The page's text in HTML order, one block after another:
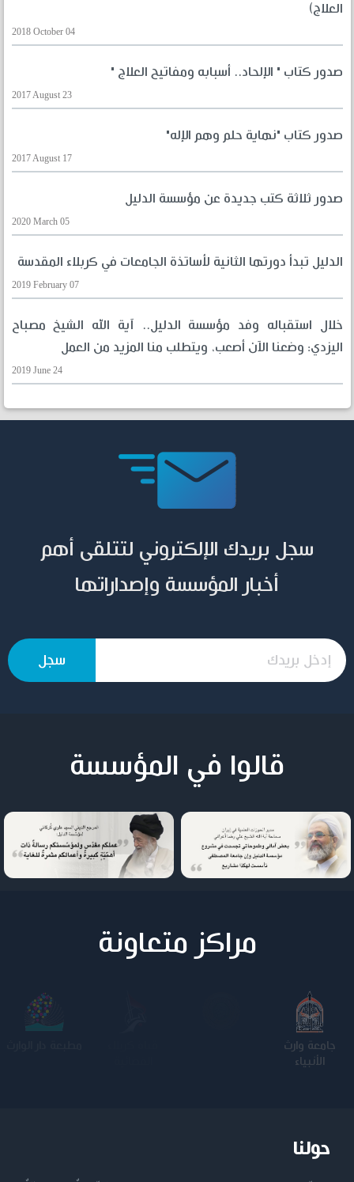
العلاج)
2018 October 04
صدور كتاب " الإلحاد.. أسبابه ومفاتيح العلاج "
2017 August 23
صدور كتاب "نهاية حلم وهم الإله"
2017 August 17
صدور ثلاثة كتب جديدة عن مؤسسة الدليل
2020 March 05
الدليل تبدأ دورتها الثانية لأساتذة الجامعات في كربلاء المقدسة
2019 February 07
خلال استقباله وفد مؤسسة الدليل.. آية الله الشيخ مصباح
اليزدي: وضعنا الآن أصعب، ويتطلب منا المزيد من العمل
2019 June 24
سجل بريدك الإلكتروني لتتلقى أهم
أخبار المؤسسة وإصداراتها
قالوا في المؤسسة
مراكز متعاونة
جامعة وارث
الأنبياء
حولنا